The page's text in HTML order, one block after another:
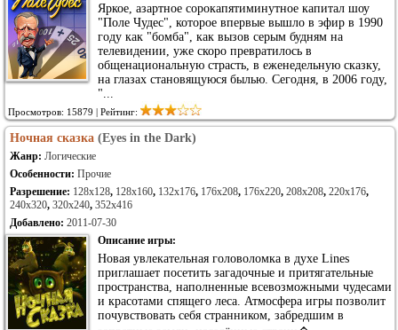
Яркое, азартное сорокапятиминутное капитал шоу
"Поле Чудес", которое впервые вышло в эфир в 1990
году как "бомба", как вызов серым будням на
телевидении, уже скоро превратилось в
общенациональную страсть, в еженедельную сказку,
на глазах становящуюся былью. Сегодня, в 2006 году,
"...
Просмотров: 15879 | Рейтинг:
Ночная сказка (Eyes in the Dark)
Жанр: Логические
Особенности: Прочие
Разрешение: 128x128, 128x160, 132x176, 176x208, 176x220, 208x208, 220x176,
240x320, 320x240, 352x416
Добавлено: 2011-07-30
Описание игры:
Новая увлекательная головоломка в духе Lines
приглашает посетить загадочные и притягательные
пространства, наполненные всевозможными чудесами
и красотами спящего леса. Атмосфера игры позволит
почувствовать себя странником, забредшим в